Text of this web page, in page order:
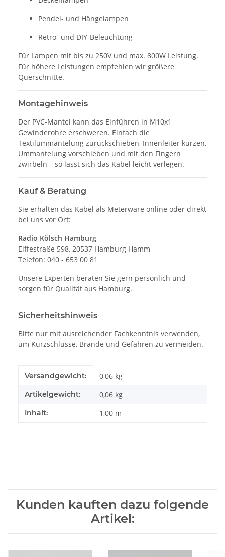
Pendel- und Hängelampen
Retro- und DIY-Beleuchtung
Für Lampen mit bis zu 250V und max. 800W Leistung.
Für höhere Leistungen empfehlen wir größere
Querschnitte.
Montagehinweis
Der PVC-Mantel kann das Einführen in M10x1
Gewinderohre erschweren. Einfach die
Textilummantelung zurückschieben, Innenleiter kürzen,
Ummantelung vorschieben und mit den Fingern
zwirbeln – so lässt sich das Kabel leicht verlegen.
Kauf & Beratung
Sie erhalten das Kabel als Meterware online oder direkt
bei uns vor Ort:
Radio Kölsch Hamburg
Eiffestraße 598, 20537 Hamburg Hamm
Telefon: 040 - 653 00 81
Unsere Experten beraten Sie gern persönlich und
sorgen für Qualität aus Hamburg.
Sicherheitshinweis
Bitte nur mit ausreichender Fachkenntnis verwenden,
um Kurzschlüsse, Brände und Gefahren zu vermeiden.
Produkteigenschaft
Wert
Versandgewicht: 0,06 kg
Artikelgewicht: 0,06 kg
Inhalt: 1,00 m
Kunden kauften dazu folgende
Artikel: